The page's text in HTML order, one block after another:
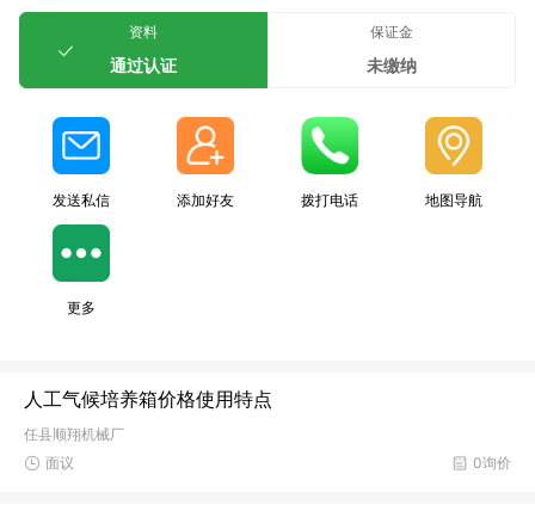
资料
通过认证
保证金
未缴纳
发送私信 添加好友 拨打电话 地图导航
更多
人工气候培养箱价格使用特点
任县顺翔机械厂
0询价
面议